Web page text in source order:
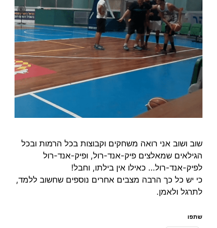
שוב ושוב אני רואה משחקים וקבוצות בכל הרמות ובכל
הגילאים שמאלצים פיק-אנד-רול, ופיק-אנד-רול
לפיק-אנד-רול… כאילו אין בילתו, וחבל!
כי יש כל כך הרבה מצבים אחרים נוספים שחשוב ללמד,
לתרגל ולאמן.
שתפו